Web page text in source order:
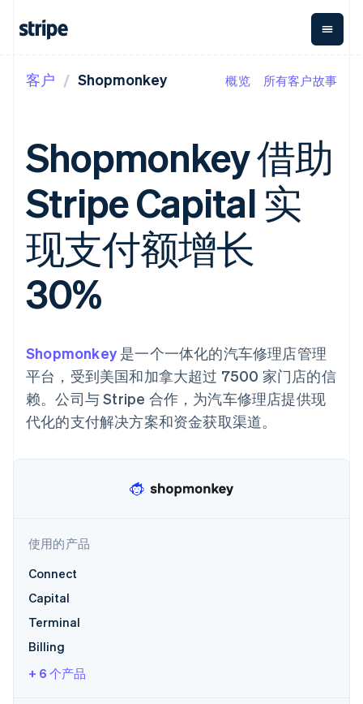
支付
在线支付
Payment links
Checkout
预构建支付界
面
Elements
灵活的 UI 组件
支持 125 种以
上
Authorization
Boost
支付成功率优
化
Link
加速结账
营收
经常性收入
Metronome
按用量计费
Subscriptions
订阅管理
Invoicing
一次性或定期
账单
会计自动化
Stripe Sigma
自定义报告
Data Pipeline
数据同步
资金管
Global
Payouts
向第三
方打款
Crypto
平台
Radar
Atlas
初创企业注册
Climate
碳移除
按企业阶段
按应用场景
智能体商务
加密货币
电子商务
嵌入式金融
资金管理
平台
SaaS
创作者经济
文档
Stripe Apps
接受线上付款
实施预置结账流程
通过智能体配置和管理服
务
资源
应用集成
开发者博客
学习
支持
获取支持
托管支持方案
专业服务
产品路线图
Sessions 年度大会
招聘
资讯中心
Stripe Press
联系
客户 Shopmonkey 概览 所有客户故事
Shopmonkey 借助
Stripe Capital 实
现支付额增长
30%
Shopmonkey 是一个一体化的汽车修理店管理
平台，受到美国和加拿大超过 7500 家门店的信
赖。公司与 Stripe 合作，为汽车修理店提供现
代化的支付解决方案和资金获取渠道。
使用的产品
Connect
Capital
Terminal
Billing
+ 6 个产品